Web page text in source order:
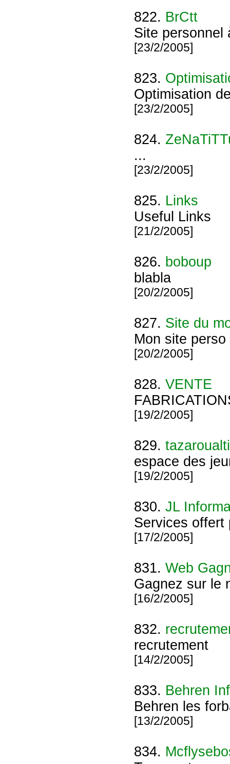
822. BrCtt
Site personnel
[23/2/2005]
823.
Optimisation
[23/2/2005]
824.
...
[23/2/2005]
825. Links
Useful Links
[21/2/2005]
826. boboup
blabla
[20/2/2005]
827. Site du
Mon site perso
[20/2/2005]
828. VENTE
[19/2/2005]
829. tazaroualti
espace des
[19/2/2005]
830. JL
Services offert
[17/2/2005]
831. Web
Gagnez sur le
[16/2/2005]
832.
recrutement
[14/2/2005]
833. Behren
Behren les
[13/2/2005]
834.